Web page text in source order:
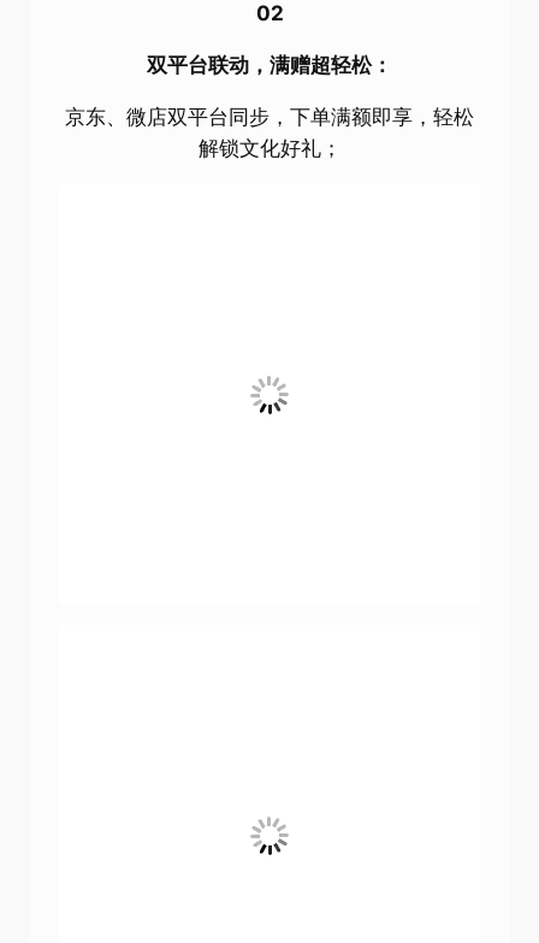
02
双平台联动，满赠超轻松：
京东、微店双平台同步，下单满额即享，轻松
解锁文化好礼；